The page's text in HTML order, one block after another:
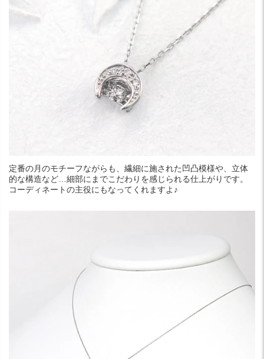
定番の月のモチーフながらも、繊細に施された凹凸模様や、立体
的な構造など…細部にまでこだわりを感じられる仕上がりです。
コーディネートの主役にもなってくれますよ♪